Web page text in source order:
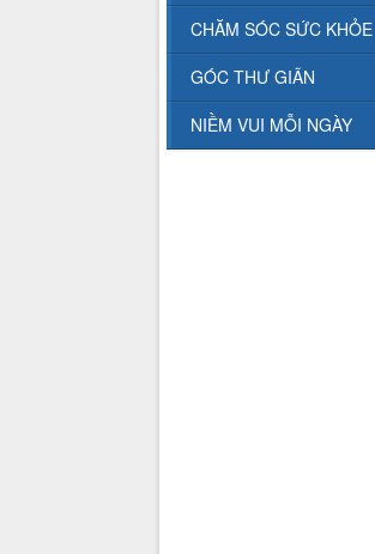
CHĂM SÓC SỨC KHỎE
GÓC THƯ GIÃN
NIỀM VUI MỖI NGÀY